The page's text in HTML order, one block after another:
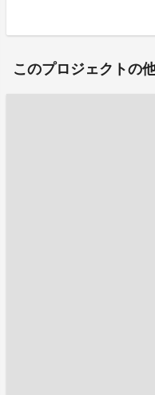
このプロジェクトの